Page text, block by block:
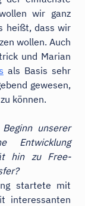
wir ganz
heißt, dass wir
wollen. Auch
und Marian
als Basis sehr
gewesen,
können.
unserer
Entwicklung
hin zu Free-
startete mit
interessanten